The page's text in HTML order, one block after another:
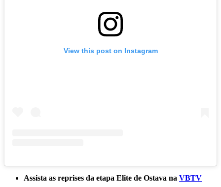
View this post on Instagram
Assista as reprises da etapa Elite de Ostava na VBTV